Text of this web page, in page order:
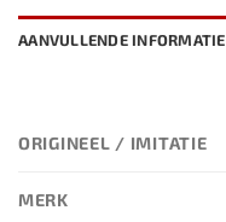
AANVULLENDE INFORMATIE
ORIGINEEL / IMITATIE
MERK